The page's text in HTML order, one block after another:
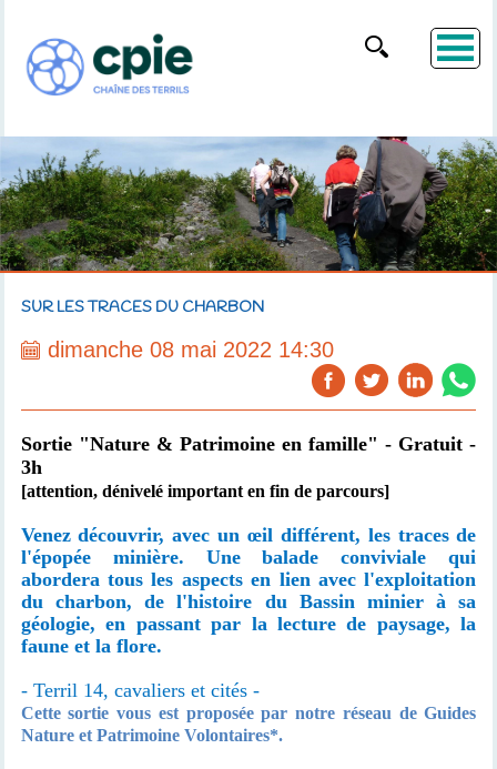
SUR LES TRACES DU CHARBON
dimanche 08 mai 2022 14:30
Sortie "Nature & Patrimoine en famille" - Gratuit -
3h
[attention, dénivelé important en fin de parcours]
Venez découvrir, avec un œil différent, les traces de
l'épopée minière. Une balade conviviale qui
abordera tous les aspects en lien avec l'exploitation
du charbon, de l'histoire du Bassin minier à sa
géologie, en passant par la lecture de paysage, la
faune et la flore.
- Terril 14, cavaliers et cités -
Cette sortie vous est proposée par notre réseau de Guides
Nature et Patrimoine Volontaires*.